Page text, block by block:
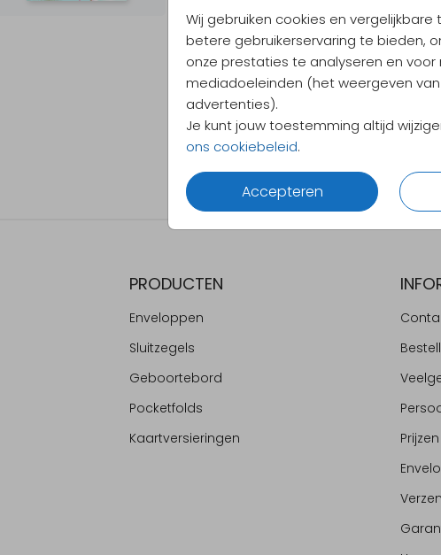
Wij gebruiken cookies en
betere gebruikerservaring te bieden,
onze prestaties te analyseren en
mediadoeleinden (het weergeven
advertenties).
Je kunt jouw toestemming altijd
ons cookiebeleid.
Accepteren
PRODUCTEN
Enveloppen
Sluitzegels
Geboortebord
Pocketfolds
Kaartversieringen